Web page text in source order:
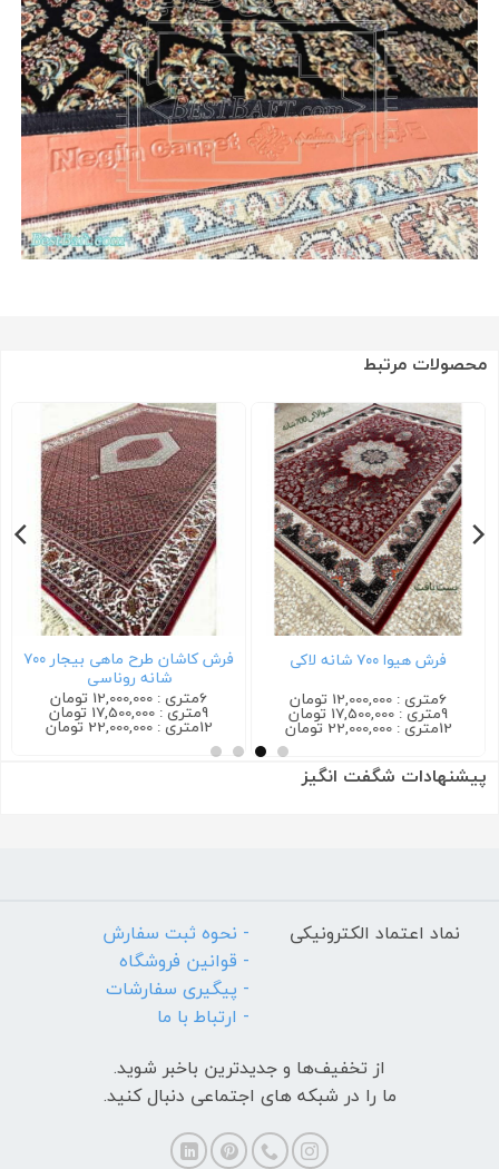
محصولات مرتبط
فرش هیوا ۷۰۰ شانه لاکی
6متری : 12,000,000 تومان
9متری : 17,500,000 تومان
12متری : 22,000,000 تومان
فرش کاشان طرح ماهی بیجار ۷۰۰
شانه روناسی
6متری : 12,000,000 تومان
9متری : 17,500,000 تومان
12متری : 22,000,000 تومان
پیشنهادات شگفت انگیز
نماد اعتماد الکترونیکی
- نحوه ثبت سفارش
- قوانین فروشگاه
- پیگیری سفارشات
- ارتباط با ما
از تخفیف‌ها و جدیدترین‌ باخبر شوید.
ما را در شبکه های اجتماعی دنبال کنید.